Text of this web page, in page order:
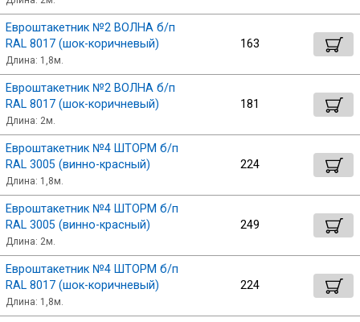
Профлист
Винтовые сваи
Столбы заборные
Сетка кладочная
Электроды
Евроштакетник №2 ВОЛНА б/п
RAL 8017 (шок-коричневый)
Длина: 1,8м.
163
Евроштакетник №2 ВОЛНА б/п
RAL 8017 (шок-коричневый)
Длина: 2м.
181
Евроштакетник №4 ШТОРМ б/п
RAL 3005 (винно-красный)
Длина: 1,8м.
224
Евроштакетник №4 ШТОРМ б/п
RAL 3005 (винно-красный)
Длина: 2м.
249
Евроштакетник №4 ШТОРМ б/п
RAL 8017 (шок-коричневый)
Длина: 1,8м.
224